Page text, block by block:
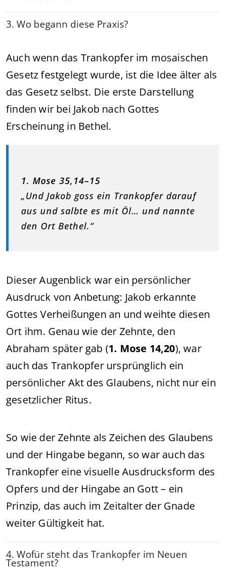
3. Wo begann diese Praxis?
Auch wenn das Trankopfer im mosaischen
Gesetz festgelegt wurde, ist die Idee älter als
das Gesetz selbst. Die erste Darstellung
finden wir bei Jakob nach Gottes
Erscheinung in Bethel.
1. Mose 35,14–15
„Und Jakob goss ein Trankopfer darauf
aus und salbte es mit Öl… und nannte
den Ort Bethel.“
Dieser Augenblick war ein persönlicher
Ausdruck von Anbetung: Jakob erkannte
Gottes Verheißungen an und weihte diesen
Ort ihm. Genau wie der Zehnte, den
Abraham später gab (1. Mose 14,20), war
auch das Trankopfer ursprünglich ein
persönlicher Akt des Glaubens, nicht nur ein
gesetzlicher Ritus.
So wie der Zehnte als Zeichen des Glaubens
und der Hingabe begann, so war auch das
Trankopfer eine visuelle Ausdrucksform des
Opfers und der Hingabe an Gott – ein
Prinzip, das auch im Zeitalter der Gnade
weiter Gültigkeit hat.
4. Wofür steht das Trankopfer im Neuen
Testament?